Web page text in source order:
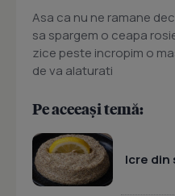
Asa ca nu ne ramane
sa spargem o ceapa
zice peste incropim o
de va alaturati
Pe aceeași temă:
Icre din